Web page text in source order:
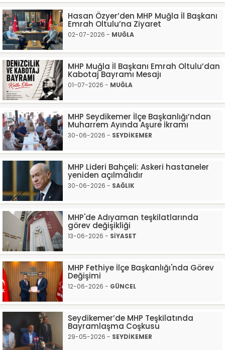
Hasan Özyer’den MHP Muğla İl Başkanı
Emrah Oltulu’na Ziyaret
02-07-2026 - MUĞLA
MHP Muğla İl Başkanı Emrah Oltulu’dan
Kabotaj Bayramı Mesajı
01-07-2026 - MUĞLA
MHP Seydikemer İlçe Başkanlığı’ndan
Muharrem Ayında Aşure İkramı
30-06-2026 - SEYDİKEMER
MHP Lideri Bahçeli: Askeri hastaneler
yeniden açılmalıdır
30-06-2026 - SAĞLIK
MHP'de Adıyaman teşkilatlarında
görev değişikliği
13-06-2026 - SİYASET
MHP Fethiye İlçe Başkanlığı'nda Görev
Değişimi
12-06-2026 - GÜNCEL
Seydikemer’de MHP Teşkilatında
Bayramlaşma Coşkusu
29-05-2026 - SEYDİKEMER